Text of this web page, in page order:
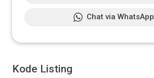
Kode Listing
Chat via WhatsApp